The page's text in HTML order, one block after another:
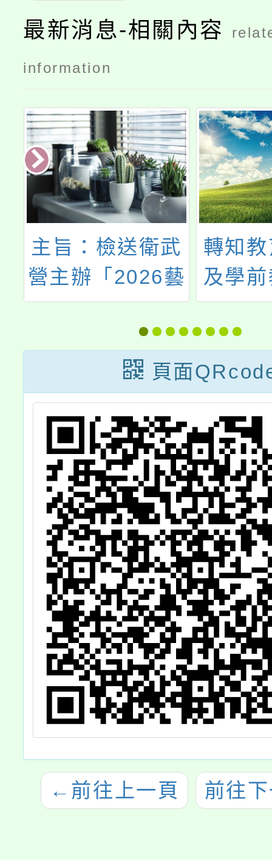
最新消息-相關內容
information
轉知教育部國民
及學前教育署辦
理2023年「總統
教育獎獲獎者生
命故事：生命鬥
士文藝賞」徵選
計畫1份，請查
照。
主旨
部國
育署
度弘
比賽
徵文
攝影
與獎
比賽
施計
學生
參加
頁面
← 前往上一頁 前往